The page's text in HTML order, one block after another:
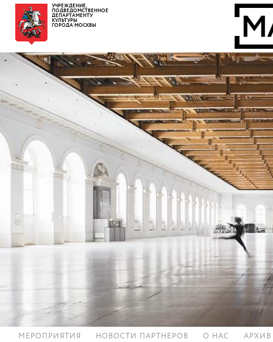
УЧРЕЖДЕНИЕ,
ПОДВЕДОМСТВЕННОЕ
ДЕПАРТАМЕНТУ
КУЛЬТУРЫ
ГОРОДА МОСКВЫ
МЕРОПРИЯТИЯ НОВОСТИ ПАРТНЕРОВ О НАС АРХИВ